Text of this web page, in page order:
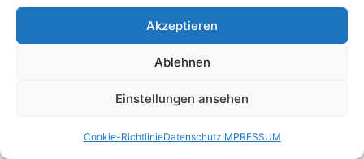
Akzeptieren
Ablehnen
Einstellungen ansehen
Cookie-RichtlinieDatenschutzIMPRESSUM
© 2026 - WordPress Theme von